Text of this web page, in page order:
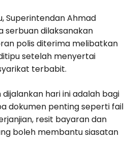
Superintendan Ahmad
serbuan dilaksanakan
polis diterima melibatkan
setelah menyertai
terbabit.
hari ini adalah bagi
dokumen penting seperti fail
resit bayaran dan
boleh membantu siasatan